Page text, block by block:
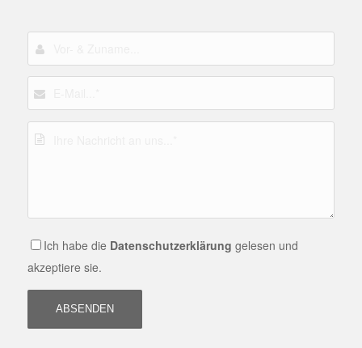
Ich habe die Datenschutzerklärung gelesen und
akzeptiere sie.